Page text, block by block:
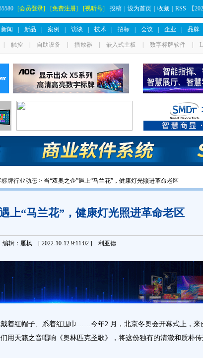
[会员登录] [免费注册] [视听号] 投稿 设为首页 收藏 RSS 【
新闻 新品 案例 访谈 技术 招标 会议 企业 品牌
触控 自助设备 播放器 嵌入式主板 数字标牌软件
标牌行业动态 > 当“双奥之企”遇上“马兰花”，健康灯光照进革命老区
上“马兰花”，健康灯光照进革命老区
编辑：雁枫 [ 2022-10-12 9:11:02 ] 利亚德
着红帽子、系着红围巾……今年2 月，北京冬奥会开幕式上，来
用天籁之音唱响《奥林匹克圣歌》，将这份独有的清澈和质朴传